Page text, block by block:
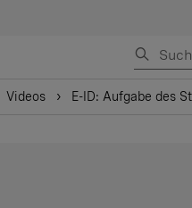
Videos E-ID: Aufgabe des